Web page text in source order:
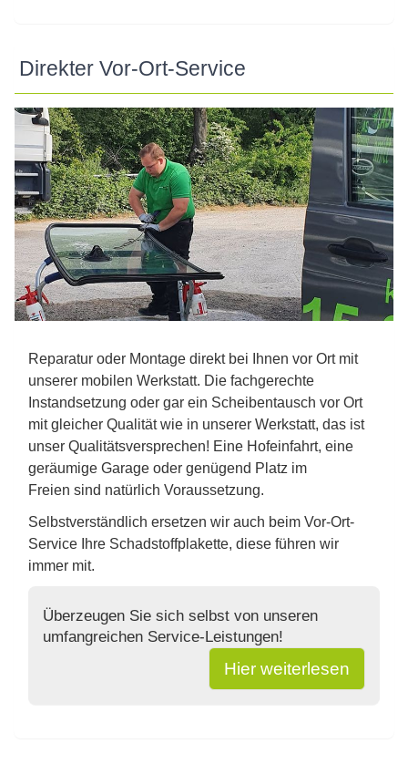
Direkter Vor-Ort-Service
Reparatur oder Montage direkt bei Ihnen vor Ort mit
unserer mobilen Werkstatt. Die fachgerechte
Instandsetzung oder gar ein Scheibentausch vor Ort
mit gleicher Qualität wie in unserer Werkstatt, das ist
unser Qualitätsversprechen! Eine Hofeinfahrt, eine
geräumige Garage oder genügend Platz im
Freien sind natürlich Voraussetzung.
Selbstverständlich ersetzen wir auch beim Vor-Ort-
Service Ihre Schadstoffplakette, diese führen wir
immer mit.
Überzeugen Sie sich selbst von unseren
umfangreichen Service-Leistungen!
Hier weiterlesen